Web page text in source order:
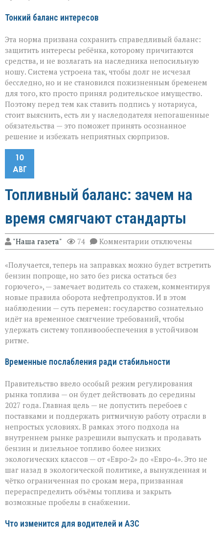
Тонкий баланс интересов
Эта норма призвана сохранить справедливый баланс:
защитить интересы ребёнка, которому причитаются
средства, и не возлагать на наследника непосильную
ношу. Система устроена так, чтобы долг не исчезал
бесследно, но и не становился пожизненным бременем
для того, кто просто принял родительское имущество.
Поэтому перед тем как ставить подпись у нотариуса,
стоит выяснить, есть ли у наследодателя непогашенные
обязательства — это поможет принять осознанное
решение и избежать неприятных сюрпризов.
10
АВГ
Топливный баланс: зачем на
время смягчают стандарты
"Наша газета" 74 Комментарии к
записи
баланс:
зачем
время
смягчают
стандарты
отключены
«Получается, теперь на заправках можно будет встретить
бензин попроще, но зато без риска остаться без
горючего», — замечает водитель со стажем, комментируя
новые правила оборота нефтепродуктов. И в этом
наблюдении — суть перемен: государство сознательно
идёт на временное смягчение требований, чтобы
удержать систему топливообеспечения в устойчивом
ритме.
Временные послабления ради стабильности
Правительство ввело особый режим регулирования
рынка топлива — он будет действовать до середины
2027 года. Главная цель — не допустить перебоев с
поставками и поддержать ритмичную работу отрасли в
непростых условиях. В рамках этого подхода на
внутреннем рынке разрешили выпускать и продавать
бензин и дизельное топливо более низких
экологических классов — от «Евро‑2» до «Евро‑4». Это не
шаг назад в экологической политике, а вынужденная и
чётко ограниченная по срокам мера, призванная
перераспределить объёмы топлива и закрыть
возможные пробелы в снабжении.
Что изменится для водителей и АЗС